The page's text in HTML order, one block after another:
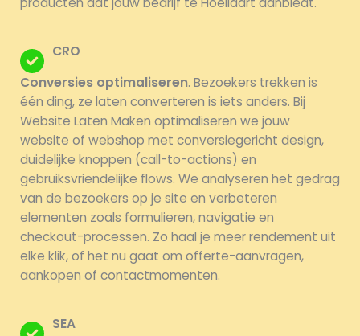
CRO
Conversies optimaliseren. Bezoekers trekken is
één ding, ze laten converteren is iets anders. Bij
Website Laten Maken optimaliseren we jouw
website of webshop met conversiegericht design,
duidelijke knoppen (call-to-actions) en
gebruiksvriendelijke flows. We analyseren het gedrag
van de bezoekers op je site en verbeteren
elementen zoals formulieren, navigatie en
checkout-processen. Zo haal je meer rendement uit
elke klik, of het nu gaat om offerte-aanvragen,
aankopen of contactmomenten.
SEA